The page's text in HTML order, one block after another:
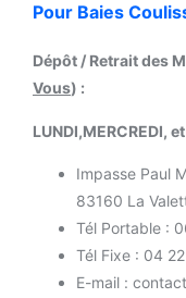
Pour Baies
Dépôt / Retrait des
Vous) :
LUNDI,MERCREDI,
Impasse Paul
83160 La
Tél Portable :
Tél Fixe : 04
E-mail :